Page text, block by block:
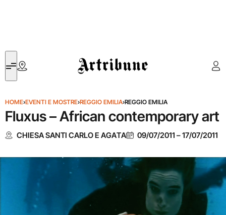
Artribune
HOME›EVENTI E MOSTRE›REGGIO EMILIA›REGGIO EMILIA
Fluxus – African contemporary art
CHIESA SANTI CARLO E AGATA 09/07/2011 –17/07/2011